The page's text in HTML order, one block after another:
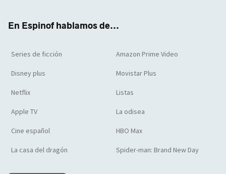
En Espinof hablamos de...
Series de ficción Amazon Prime Video
Disney plus Movistar Plus
Netflix Listas
Apple TV La odisea
Cine español HBO Max
La casa del dragón Spider-man: Brand New Day